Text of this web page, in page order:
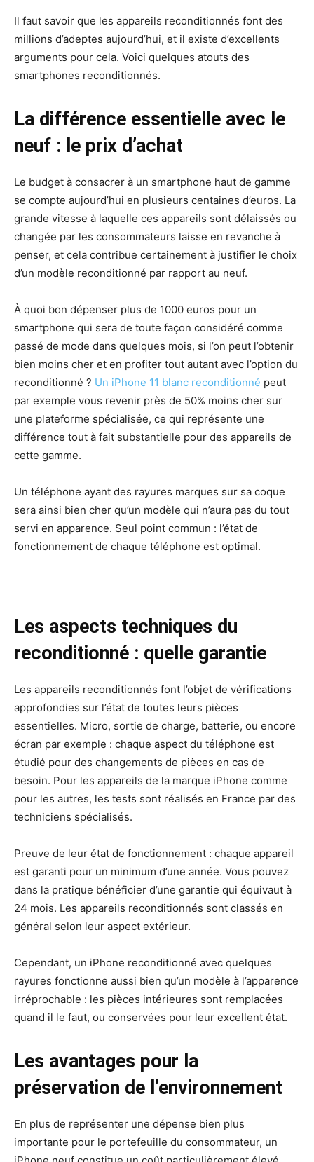
Il faut savoir que les appareils reconditionnés font des
millions d’adeptes aujourd’hui, et il existe d’excellents
arguments pour cela. Voici quelques atouts des
smartphones reconditionnés.
La différence essentielle avec le
neuf : le prix d’achat
Le budget à consacrer à un smartphone haut de gamme
se compte aujourd’hui en plusieurs centaines d’euros. La
grande vitesse à laquelle ces appareils sont délaissés ou
changée par les consommateurs laisse en revanche à
penser, et cela contribue certainement à justifier le choix
d’un modèle reconditionné par rapport au neuf.
À quoi bon dépenser plus de 1000 euros pour un
smartphone qui sera de toute façon considéré comme
passé de mode dans quelques mois, si l’on peut l’obtenir
bien moins cher et en profiter tout autant avec l’option du
reconditionné ? Un iPhone 11 blanc reconditionné peut
par exemple vous revenir près de 50% moins cher sur
une plateforme spécialisée, ce qui représente une
différence tout à fait substantielle pour des appareils de
cette gamme.
Un téléphone ayant des rayures marques sur sa coque
sera ainsi bien cher qu’un modèle qui n’aura pas du tout
servi en apparence. Seul point commun : l’état de
fonctionnement de chaque téléphone est optimal.
Les aspects techniques du
reconditionné : quelle garantie
Les appareils reconditionnés font l’objet de vérifications
approfondies sur l’état de toutes leurs pièces
essentielles. Micro, sortie de charge, batterie, ou encore
écran par exemple : chaque aspect du téléphone est
étudié pour des changements de pièces en cas de
besoin. Pour les appareils de la marque iPhone comme
pour les autres, les tests sont réalisés en France par des
techniciens spécialisés.
Preuve de leur état de fonctionnement : chaque appareil
est garanti pour un minimum d’une année. Vous pouvez
dans la pratique bénéficier d’une garantie qui équivaut à
24 mois. Les appareils reconditionnés sont classés en
général selon leur aspect extérieur.
Cependant, un iPhone reconditionné avec quelques
rayures fonctionne aussi bien qu’un modèle à l’apparence
irréprochable : les pièces intérieures sont remplacées
quand il le faut, ou conservées pour leur excellent état.
Les avantages pour la
préservation de l’environnement
En plus de représenter une dépense bien plus
importante pour le portefeuille du consommateur, un